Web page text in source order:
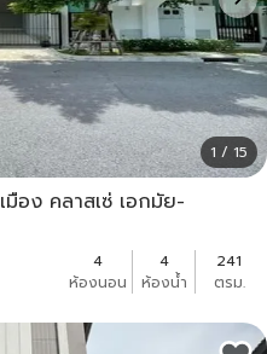
1 / 15
มือง คลาสเซ่ เอกมัย-
4
ห้องนอน
4
ห้องน้ำ
241
ตรม.